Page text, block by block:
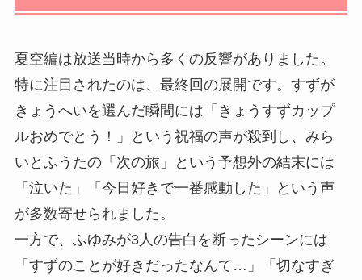
夏空編は放送当時から多くの反響がありました。
特に注目されたのは、最終回の展開です。すずが
きょうへいを選んだ瞬間には「きょうすずカップ
ルおめでとう！」という祝福の声が殺到し、みら
いとふうたの「次の旅」という予想外の結末には
「泣いた」「今日好きで一番感動した」という声
が多数寄せられました。
一方で、ふゆみが3人の告白を断ったシーンには
「すずのことが好きだったなんて…」「切なすぎ